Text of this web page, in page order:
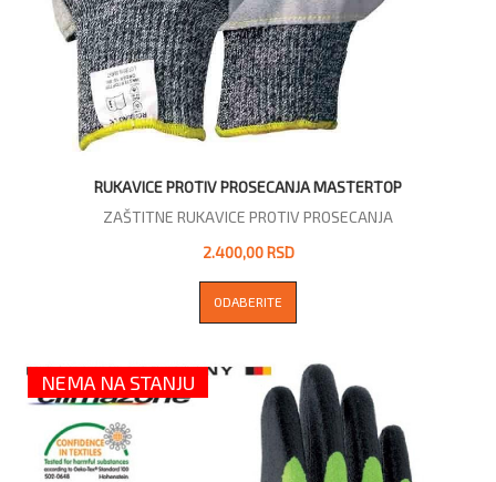
RUKAVICE PROTIV PROSECANJA MASTERTOP
ZAŠTITNE RUKAVICE PROTIV PROSECANJA
2.400,00 RSD
ODABERITE
NEMA NA STANJU